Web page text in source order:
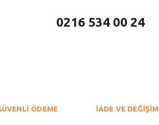
0216 534 00 24
ÖDEME İADE VE DEĞİŞİM